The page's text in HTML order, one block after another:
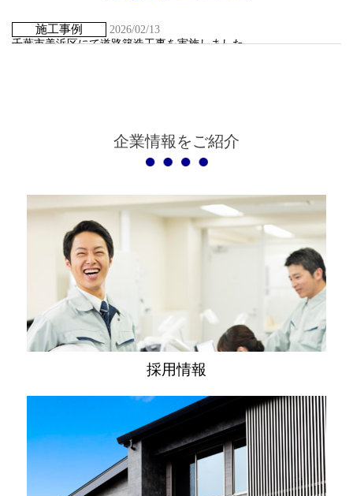
施工事例
2026/02/13
千葉市美浜区にて道路築造工事を実施しました
お知らせ
2026/01/28
千葉興業銀行にて私募債を発行いたしました。
千葉興業銀行にて私募債を発行いたしました。
施工事例
2025/12/16
千葉県長生郡にて太陽光パネル洗浄の施工を実施しました。
千葉県長生郡にて太陽光パネル洗浄の施工を実施しました。
企業情報をご紹介
採用情報